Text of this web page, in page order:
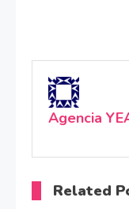
Agencia
Related